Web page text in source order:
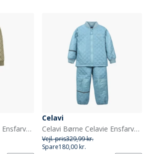
Celavi Børne Celavie Ensfarvet Basis Termosæt Khaki
Celavi
Celavi Børne Celavie Ensfarvet Basis Termosæt Cerulean
Vejl. pris329,99 kr.
Spare180,00 kr.